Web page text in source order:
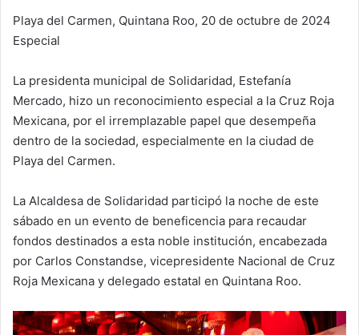
Playa del Carmen, Quintana Roo, 20 de octubre de 2024
Especial
La presidenta municipal de Solidaridad, Estefanía
Mercado, hizo un reconocimiento especial a la Cruz Roja
Mexicana, por el irremplazable papel que desempeña
dentro de la sociedad, especialmente en la ciudad de
Playa del Carmen.
La Alcaldesa de Solidaridad participó la noche de este
sábado en un evento de beneficencia para recaudar
fondos destinados a esta noble institución, encabezada
por Carlos Constandse, vicepresidente Nacional de Cruz
Roja Mexicana y delegado estatal en Quintana Roo.